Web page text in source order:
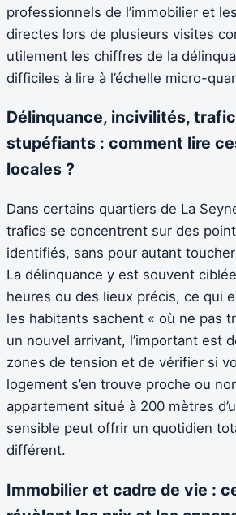
professionnels de l’immobilier et
directes lors de plusieurs visites
utilement les chiffres de la
difficiles à lire à l’échelle micro-
Délinquance, incivilités,
stupéfiants : comment lire
locales ?
Dans certains quartiers de La
trafics se concentrent sur des
identifiés, sans pour autant
La délinquance y est souvent
heures ou des lieux précis, ce qui
les habitants sachent « où ne pas
un nouvel arrivant, l’important est
zones de tension et de vérifier si
logement s’en trouve proche ou
appartement situé à 200 mètres
sensible peut offrir un quotidien
différent.
Immobilier et cadre de vie :